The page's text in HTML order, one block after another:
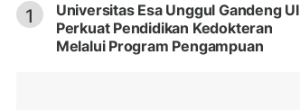
1
Universitas Esa Unggul Gandeng UI
Perkuat Pendidikan Kedokteran
Melalui Program Pengampuan